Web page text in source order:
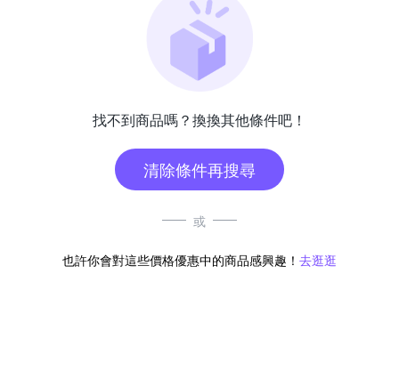
找不到商品嗎？換換其他條件吧！
清除條件再搜尋
或
也許你會對這些價格優惠中的商品感興趣！ 去逛逛